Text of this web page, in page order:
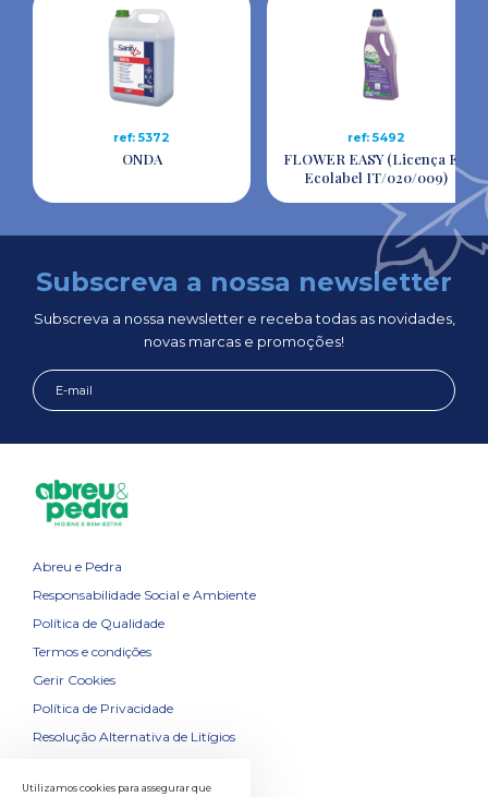
ref: 5372
ONDA
ref: 5492
FLOWER EASY (Licença EU
Ecolabel IT/020/009)
Subscreva a nossa newsletter
Subscreva a nossa newsletter e receba todas as novidades,
novas marcas e promoções!
Abreu e Pedra
Responsabilidade Social e Ambiente
Política de Qualidade
Termos e condições
Gerir Cookies
Política de Privacidade
Resolução Alternativa de Litígios
Utilizamos cookies para assegurar que